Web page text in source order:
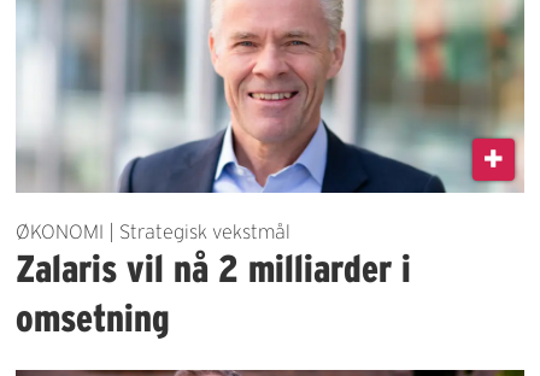
ØKONOMI | Strategisk vekstmål
Zalaris vil nå 2 milliarder i
omsetning